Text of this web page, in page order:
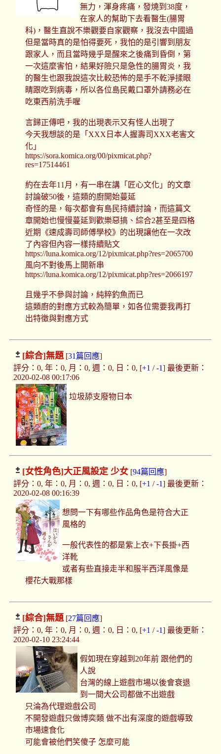
無力，渾身疼痛，發燒到38度，
在家人的幫助下去看醫生(腸胃
科)，醫生直說不樂觀要自家觀察，我沒去中國過
但是當時真的是怕得要死，我怕的是引響到朋友
跟家人，而且當時幾乎是醒來之後痛到昏倒，第
一次這麼害怕，結果好險只是急性的腸胃炎，我
的醫生也跟我說這次比較恐怖的是手不乾淨揉眼
睛跟吃到病毒，所以各位島民戴口罩外請務必在
吃東西前洗手喔
言歸正傳吧，我的出現表示又有怪人出現了
今天我想談的是「XXX日本人握壽司XXX老害文
化」
https://sora.komica.org/00/pixmicat.php?
res=17514461
約在去年11月，有一串在講「匠心文化」的文章
討論破50後，這類的廚開始蔓延
奇怪的是，每次都會有島民持續討論，而這篇文
章開始也慢慢蔓延到歡樂惡搞、綜合2甚至是四格
近期《速成壽司師傅學校》的出現讓他在一次改
了內容但內容一樣持續貼文
https://luna.komica.org/12/pixmicat.php?res=2065700
風向不對後馬上開新串
https://luna.komica.org/12/pixmicat.php?res=2066197
且幾乎不參與討論，純粹釣魚而已
這類廚的對應方式較為簡單，如各位需要我再打
出特徵與對應方式
[綜合]無題[31篇回應]
評分：0, 年：0, 月：0, 週：0, 日：0, [+1 /-1] 最後更新：
2020-02-08 00:17:06
垃圾舔支廢物日本
[女性角色]大正風設定 少女[94篇回應]
評分：0, 年：0, 月：0, 週：0, 日：0, [+1 /-1] 最後更新：
2020-02-08 00:16:39
想問一下有哪些作品角色是符合大正
風格的
一般代表性的都是紫上衣+下長掛+西
洋靴
或者有些直接走半和服半西洋風像是
櫻花大戰那樣
[綜合]無題[27篇回應]
評分：0, 年：0, 月：0, 週：0, 日：0, [+1 /-1] 最後更新：
2020-02-10 23:24:44
假如現在穿越到20年前 跟他們的
人說
台灣的線上遊戲市場以後會衰退
到一間大公司都做不出遊戲
只淪為代理遊戲公司
不開發遊戲只做博奕類 做不出有深度的遊戲導致
市場速食化
可能會被他們笑傻子 怎麼可能